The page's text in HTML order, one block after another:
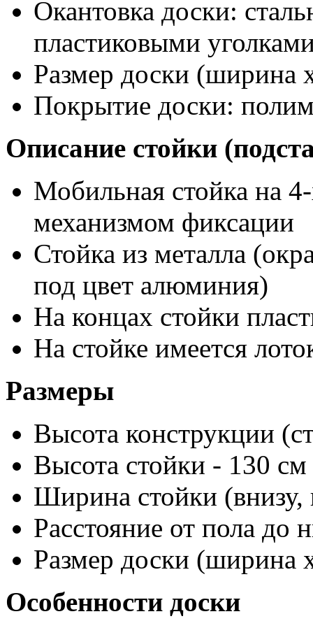
Окантовка доски:
пластиковыми
Размер доски (ширина
Покрытие доски:
Описание стойки
Мобильная стойка на
механизмом фиксации
Стойка из металла
под цвет алюминия)
На концах стойки
На стойке имеется
Размеры
Высота конструкции
Высота стойки - 130 см
Ширина стойки (внизу,
Расстояние от пола до
Размер доски (ширина
Особенности доски